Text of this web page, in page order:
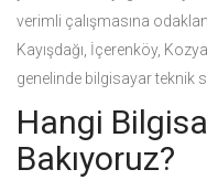
verimli çalışmasına
Kayışdağı, İçerenköy,
genelinde bilgisayar teknik
Hangi
Bakıyoruz?